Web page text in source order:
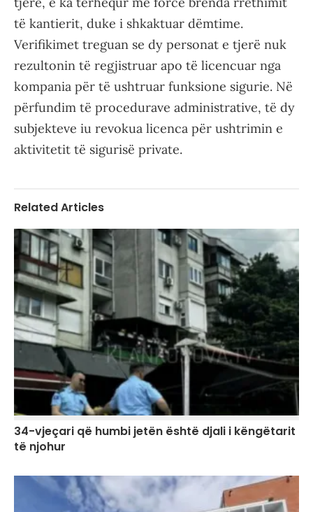
të kantierit, duke i shkaktuar dëmtime.
Verifikimet treguan se dy personat e tjerë nuk
rezultonin të regjistruar apo të licencuar nga
kompania për të ushtruar funksione sigurie. Në
përfundim të procedurave administrative, të dy
subjekteve iu revokua licenca për ushtrimin e
aktivitetit të sigurisë private.
Related Articles
34-vjeçari që humbi jetën është djali i këngëtarit
të njohur